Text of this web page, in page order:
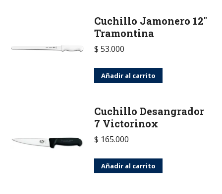
Cuchillo Jamonero 12"
Tramontina
$ 53.000
Añadir al carrito
Cuchillo Desangrador
7 Victorinox
$ 165.000
Añadir al carrito